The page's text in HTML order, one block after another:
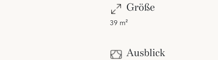
Größe
39 m²
Ausblick